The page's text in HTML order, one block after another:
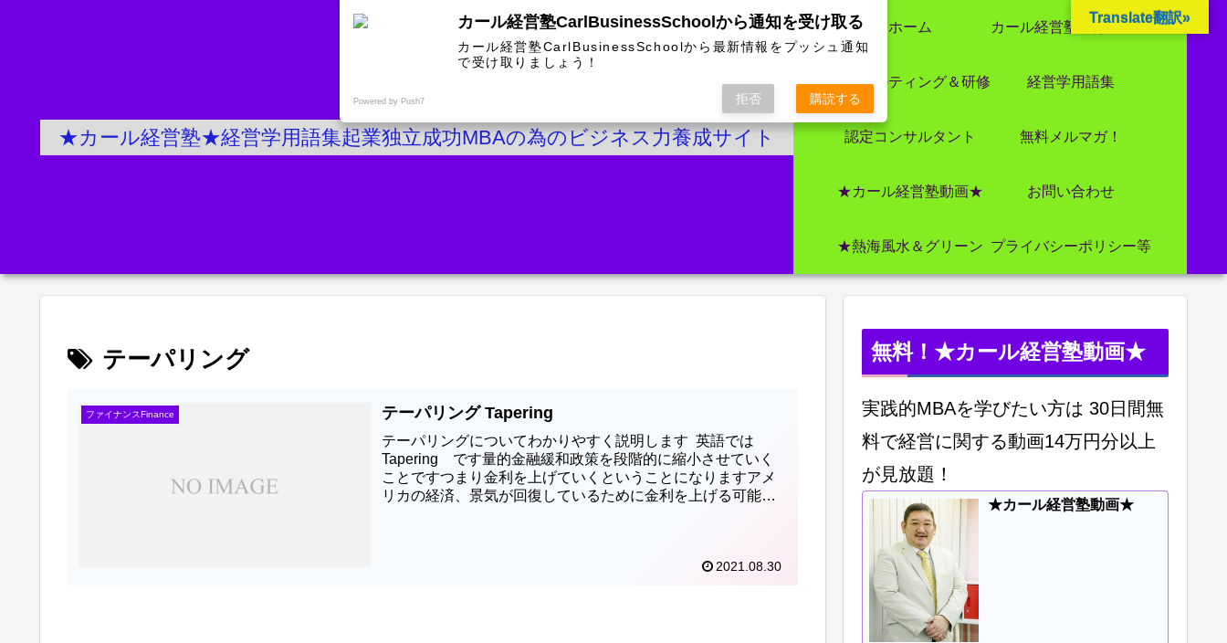
★カール経営塾★経営学用語集起業独立成功MBAの為のビジネス力養成サイト
ホーム カール経営塾とは 大前研一氏にビジネス教育界最強講師陣として選ばれました
コンサルティング＆研修 経営学用語集
認定コンサルタント 無料メルマガ！
★カール経営塾動画★ お問い合わせ
★熱海風水＆グリーン プライバシーポリシー等
テーパリング
ファイナンスFinance テーパリング Tapering
テーパリングについてわかりやすく説明します 英語では
Tapering です量的金融緩和政策を段階的に縮小させていく
ことですつまり金利を上げていくということになりますアメ
リカの経済、景気が回復しているために金利を上げる可能性
2021.08.30
無料！★カール経営塾動画★
実践的MBAを学びたい方は 30日間無
料で経営に関する動画14万円分以上
が見放題！
★カール経営塾動画★
Translate翻訳»
カール経営塾CarlBusinessSchoolから通知を受け取る
カール経営塾CarlBusinessSchoolから最新情報をプッシュ通知
で受け取りましょう！
Powered by Push7 拒否 購読する